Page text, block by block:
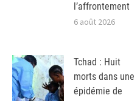
l’affrontement
6 août 2026
Tchad : Huit
morts dans une
épidémie de